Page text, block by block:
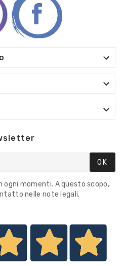



OK
ogni momenti. A questo scopo,
nelle note legali.